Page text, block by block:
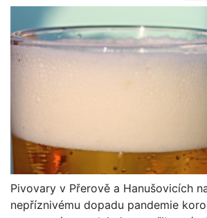
Pivovary v Přerově a Hanušovicích
nepříznivému dopadu pandemie